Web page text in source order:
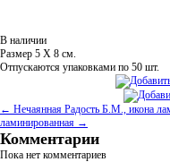
В наличии
Размер 5 Х 8 см.
Отпускаются упаковками по 50 шт.
← Нечаянная Радость Б.М., икона
ламинированная →
Комментарии
Пока нет комментариев